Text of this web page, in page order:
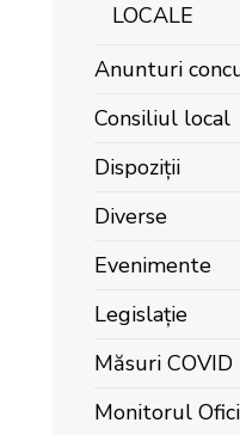
LOCALE
Anunturi
Consiliul local
Dispoziții
Diverse
Evenimente
Legislație
Măsuri COVID
Monitorul